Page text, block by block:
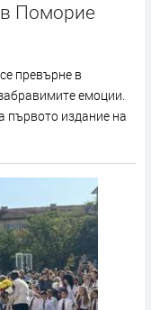
Поморие
превърне в
емоции.
първото издание на